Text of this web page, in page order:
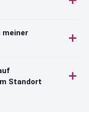
meiner
Standort